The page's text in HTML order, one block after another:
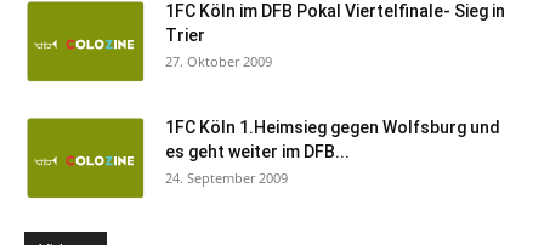
1FC Köln im DFB Pokal Viertelfinale- Sieg in
Trier
27. Oktober 2009
1FC Köln 1.Heimsieg gegen Wolfsburg und
es geht weiter im DFB...
24. September 2009